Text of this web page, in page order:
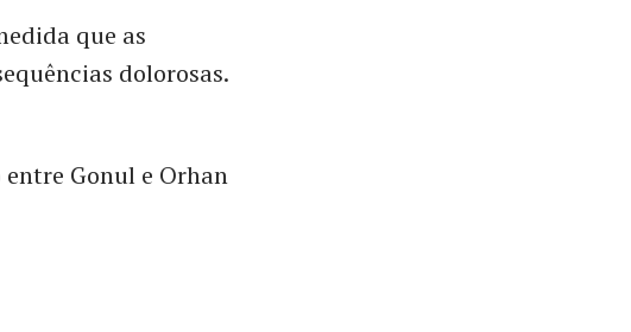
que as
dolorosas.
Gonul e Orhan